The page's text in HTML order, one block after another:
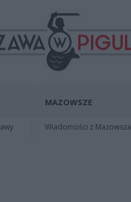
MAZOWSZE
Wiadomości z Mazowsza